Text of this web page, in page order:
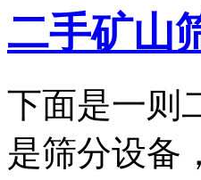
二手矿山
下面是一则
是筛分设备